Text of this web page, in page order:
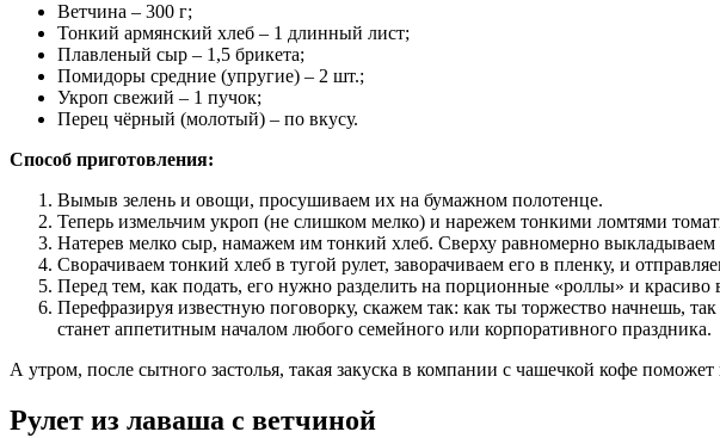
Ветчина – 300 г;
Тонкий армянский хлеб – 1 длинный лист;
Плавленый сыр – 1,5 брикета;
Помидоры средние (упругие) – 2 шт.;
Укроп свежий – 1 пучок;
Перец чёрный (молотый) – по вкусу.
Способ приготовления:
Вымыв зелень и овощи, просушиваем их на бумажном полотенце.
Теперь измельчим укроп (не слишком мелко) и нарежем тонкими ломтями
Натерев мелко сыр, намажем им тонкий хлеб. Сверху равномерно
Сворачиваем тонкий хлеб в тугой рулет, заворачиваем его в пленку, и
Перед тем, как подать, его нужно разделить на порционные «роллы» и
Перефразируя известную поговорку, скажем так: как ты торжество начнешь,
станет аппетитным началом любого семейного или корпоративного праздника.
А утром, после сытного застолья, такая закуска в компании с чашечкой кофе
Рулет из лаваша с ветчиной